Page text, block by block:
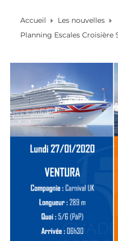
Accueil
Les nouvelles
Planning Escales Croisière